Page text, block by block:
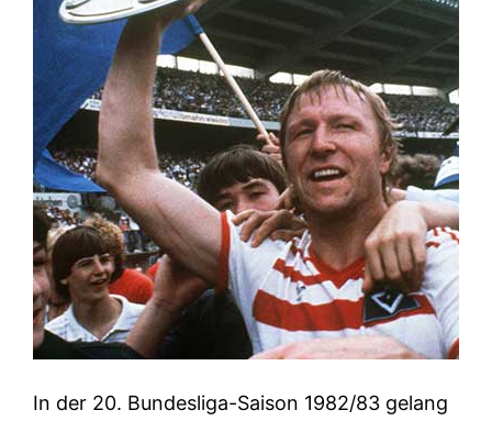
In der 20. Bundesliga-Saison 1982/83 gelang